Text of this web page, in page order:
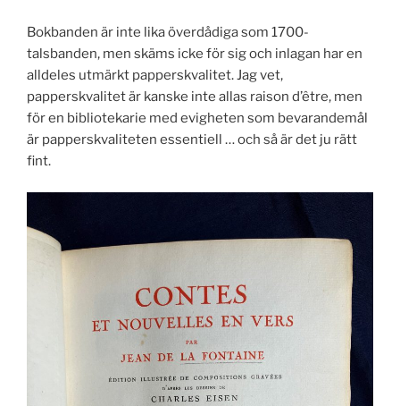
Bokbanden är inte lika överdådiga som 1700-
talsbanden, men skäms icke för sig och inlagan har en
alldeles utmärkt papperskvalitet. Jag vet,
papperskvalitet är kanske inte allas raison d’être, men
för en bibliotekarie med evigheten som bevarandemål
är papperskvaliteten essentiell … och så är det ju rätt
fint.